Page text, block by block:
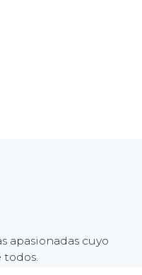
apasionadas cuyo